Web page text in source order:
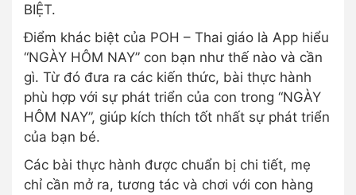
BIỆT.
Điểm khác biệt của POH – Thai giáo là App hiểu
“NGÀY HÔM NAY” con bạn như thế nào và cần
gì. Từ đó đưa ra các kiến thức, bài thực hành
phù hợp với sự phát triển của con trong “NGÀY
HÔM NAY”, giúp kích thích tốt nhất sự phát triển
của bạn bé.
Các bài thực hành được chuẩn bị chi tiết, mẹ
chỉ cần mở ra, tương tác và chơi với con hàng